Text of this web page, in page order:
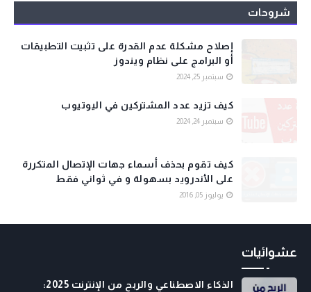
شروحات
إصلاح مشكلة عدم القدرة على تثبيت التطبيقات
أو البرامج على نظام ويندوز
سبتمبر 25, 2024
كيف تزيد عدد المشتركين في اليوتيوب
سبتمبر 24, 2024
كيف تقوم بحذف أسماء جهات الإتصال المتكررة
على الأندرويد بسهولة و في ثواني فقط
يوليوز 05, 2016
عشوائيات
الذكاء الاصطناعي والربح من الإنترنت 2025: